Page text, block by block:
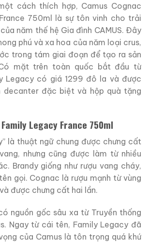
cách thích hợp, Camus Cognac
750ml là sự tôn vinh cho trải
năm thế hệ Gia đình CAMUS. Đây
phú và xa hoa của năm loại crus,
trong tám giai đoạn để tạo ra sản
mặt trên toàn quốc bắt đầu từ
Legacy có giá 1299 đô la và được
decanter đặc biệt và hộp quà tặng
Legacy France 750ml
là thuật ngữ chung được chưng cất
nhưng cũng được làm từ nhiều
Brandy giống như rượu vang cháy,
gọi. Cognac là rượu mạnh từ vùng
được chưng cất hai lần.
nguồn gốc sâu xa từ Truyền thống
Ngay từ cái tên, Family Legacy đã
của Camus là tôn trọng quá khứ